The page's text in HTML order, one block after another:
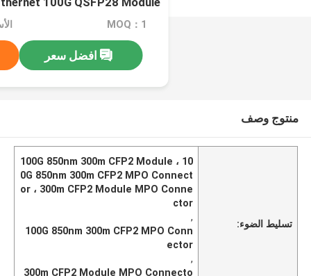
MOQ：1
افضل سعر
منتوج وصف
تسليط الضوء:
100G 850nm 300m CFP2 Module ، 10
0G 850nm 300m CFP2 MPO Connect
or ، 300m CFP2 Module MPO Conne
ctor
,
100G 850nm 300m CFP2 MPO Conn
ector
,
300m CFP2 Module MPO Connecto